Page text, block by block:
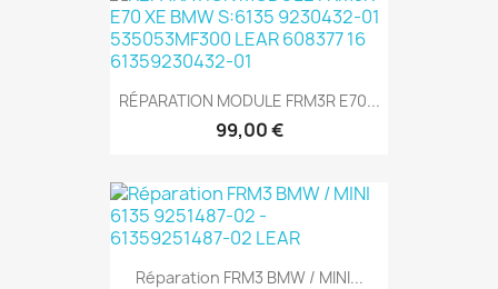
RÉPARATION MODULE FRM3R E70...
99,00 €
Réparation FRM3 BMW / MINI...